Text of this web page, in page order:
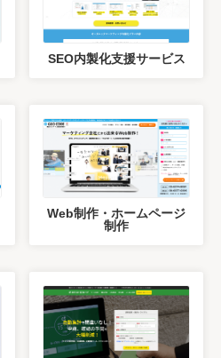
SEO内製化支援サービス
Web制作・ホームページ
制作